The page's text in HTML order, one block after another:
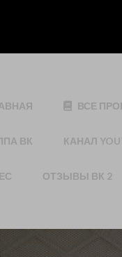
ВСЕ
ВК КАНАЛ
ОТЗЫВЫ ВК 2